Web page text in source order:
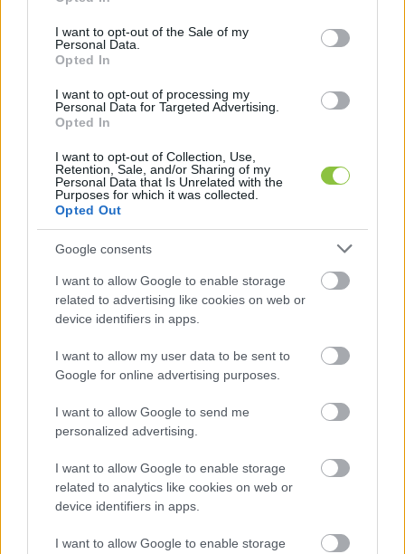
use your data for below specified purposes in below Google
consent section.
I want to opt-out of the Sale of my
Personal Data.
Opted In
I want to opt-out of processing my
Personal Data for Targeted Advertising.
Opted In
I want to opt-out of Collection, Use,
Retention, Sale, and/or Sharing of my
Personal Data that Is Unrelated with the
Purposes for which it was collected.
Opted Out
Google consents
I want to allow Google to enable storage
related to advertising like cookies on web or
device identifiers in apps.
I want to allow my user data to be sent to
Google for online advertising purposes.
I want to allow Google to send me
personalized advertising.
I want to allow Google to enable storage
related to analytics like cookies on web or
device identifiers in apps.
I want to allow Google to enable storage
amelyet szintén megszüntetett vagy
abbahagyott a kormány. A listában ezeket
főút komplex közút felújítási feladatok
Útfelújítások:
Kecskemét-Dunaföldvár II.R. Főút